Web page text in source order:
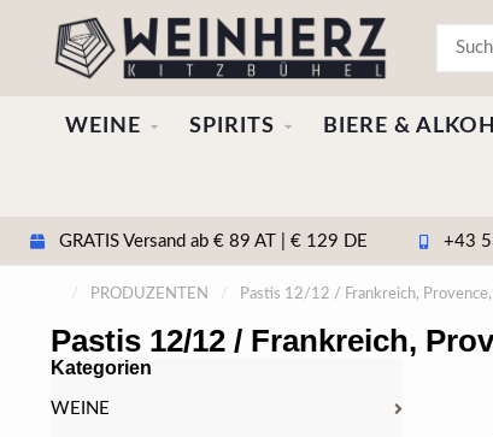
WEINE SPIRITS BIERE &
GRATIS Versand ab € 89 AT | € 129 DE +43
/ PRODUZENTEN / Pastis 12/12 / Frankreich,
Pastis 12/12 / Frankreich,
Kategorien
WEINE